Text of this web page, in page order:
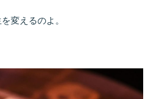
変えるのよ。